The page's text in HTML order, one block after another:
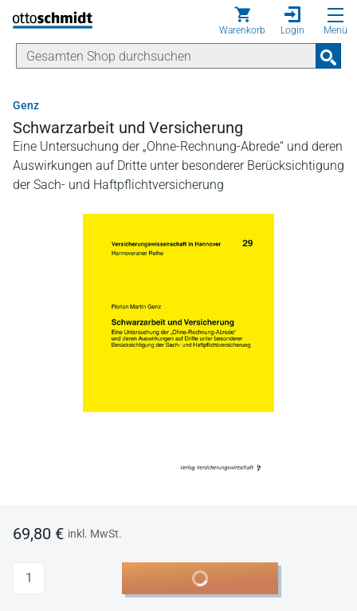
Direkt zum Inhalt
Warenkorb Login Menü
Genz
Schwarzarbeit und Versicherung
Eine Untersuchung der „Ohne-Rechnung-Abrede“ und deren
Auswirkungen auf Dritte unter besonderer Berücksichtigung
der Sach- und Haftpflichtversicherung
69,80 € inkl. MwSt.
Anzahl In den Warenkorb